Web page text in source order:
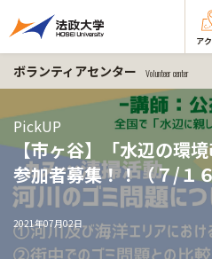
ア
ボランティアセンター Volunteer center
PickUP
【市ヶ谷】「水辺の環
参加者募集！！（７/１６
2021年07月02日